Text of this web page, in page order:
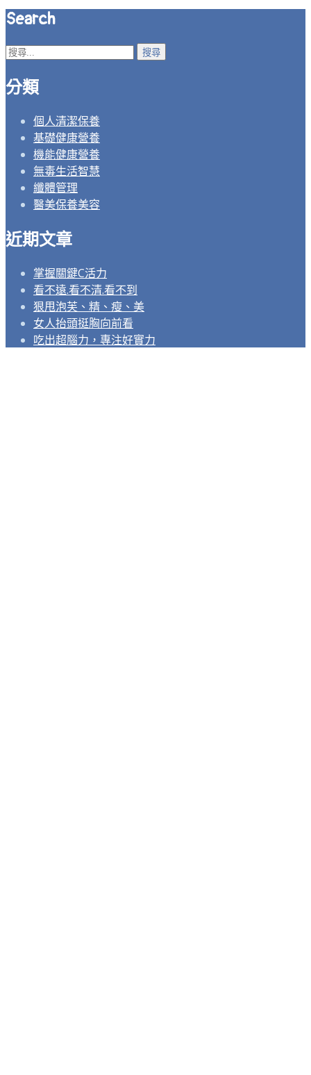
Search
搜
關
分類
個人清潔保養
基礎健康營養
機能健康營養
無毒生活智慧
纖體管理
醫美保養美容
近期文章
掌握關鍵C活力
看不遠.看不清.看不到
狠甩泡芙、精、瘦、美
女人抬頭挺胸向前看
吃出超腦力，專注好實力